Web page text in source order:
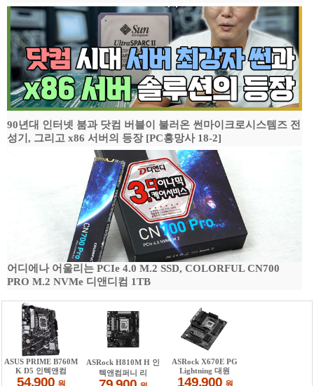
90년대 인터넷 붐과 닷컴 버블이 불러온 썬마이크로시스템즈 전
성기, 그리고 x86 서버의 등장 [PC흥망사 18-2]
어디에나 어울리는 PCIe 4.0 M.2 SSD, COLORFUL CN700
PRO M.2 NVMe 디앤디컴 1TB